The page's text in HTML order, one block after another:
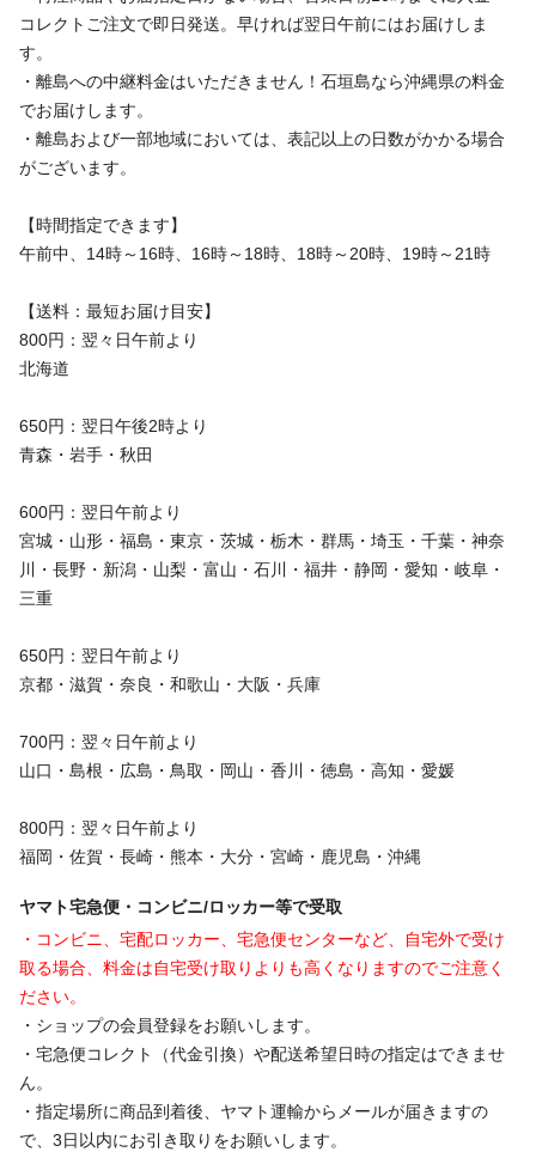
コレクトご注文で即日発送。早ければ翌日午前にはお届けしま
す。
・離島への中継料金はいただきません！石垣島なら沖縄県の料金
でお届けします。
・離島および一部地域においては、表記以上の日数がかかる場合
がございます。
【時間指定できます】
午前中、14時～16時、16時～18時、18時～20時、19時～21時
【送料：最短お届け目安】
800円：翌々日午前より
北海道
650円：翌日午後2時より
青森・岩手・秋田
600円：翌日午前より
宮城・山形・福島・東京・茨城・栃木・群馬・埼玉・千葉・神奈
川・長野・新潟・山梨・富山・石川・福井・静岡・愛知・岐阜・
三重
650円：翌日午前より
京都・滋賀・奈良・和歌山・大阪・兵庫
700円：翌々日午前より
山口・島根・広島・鳥取・岡山・香川・徳島・高知・愛媛
800円：翌々日午前より
福岡・佐賀・長崎・熊本・大分・宮崎・鹿児島・沖縄
ヤマト宅急便・コンビニ/ロッカー等で受取
・コンビニ、宅配ロッカー、宅急便センターなど、自宅外で受け
取る場合、料金は自宅受け取りよりも高くなりますのでご注意く
ださい。
・ショップの会員登録をお願いします。
・宅急便コレクト（代金引換）や配送希望日時の指定はできませ
ん。
・指定場所に商品到着後、ヤマト運輸からメールが届きますの
で、3日以内にお引き取りをお願いします。